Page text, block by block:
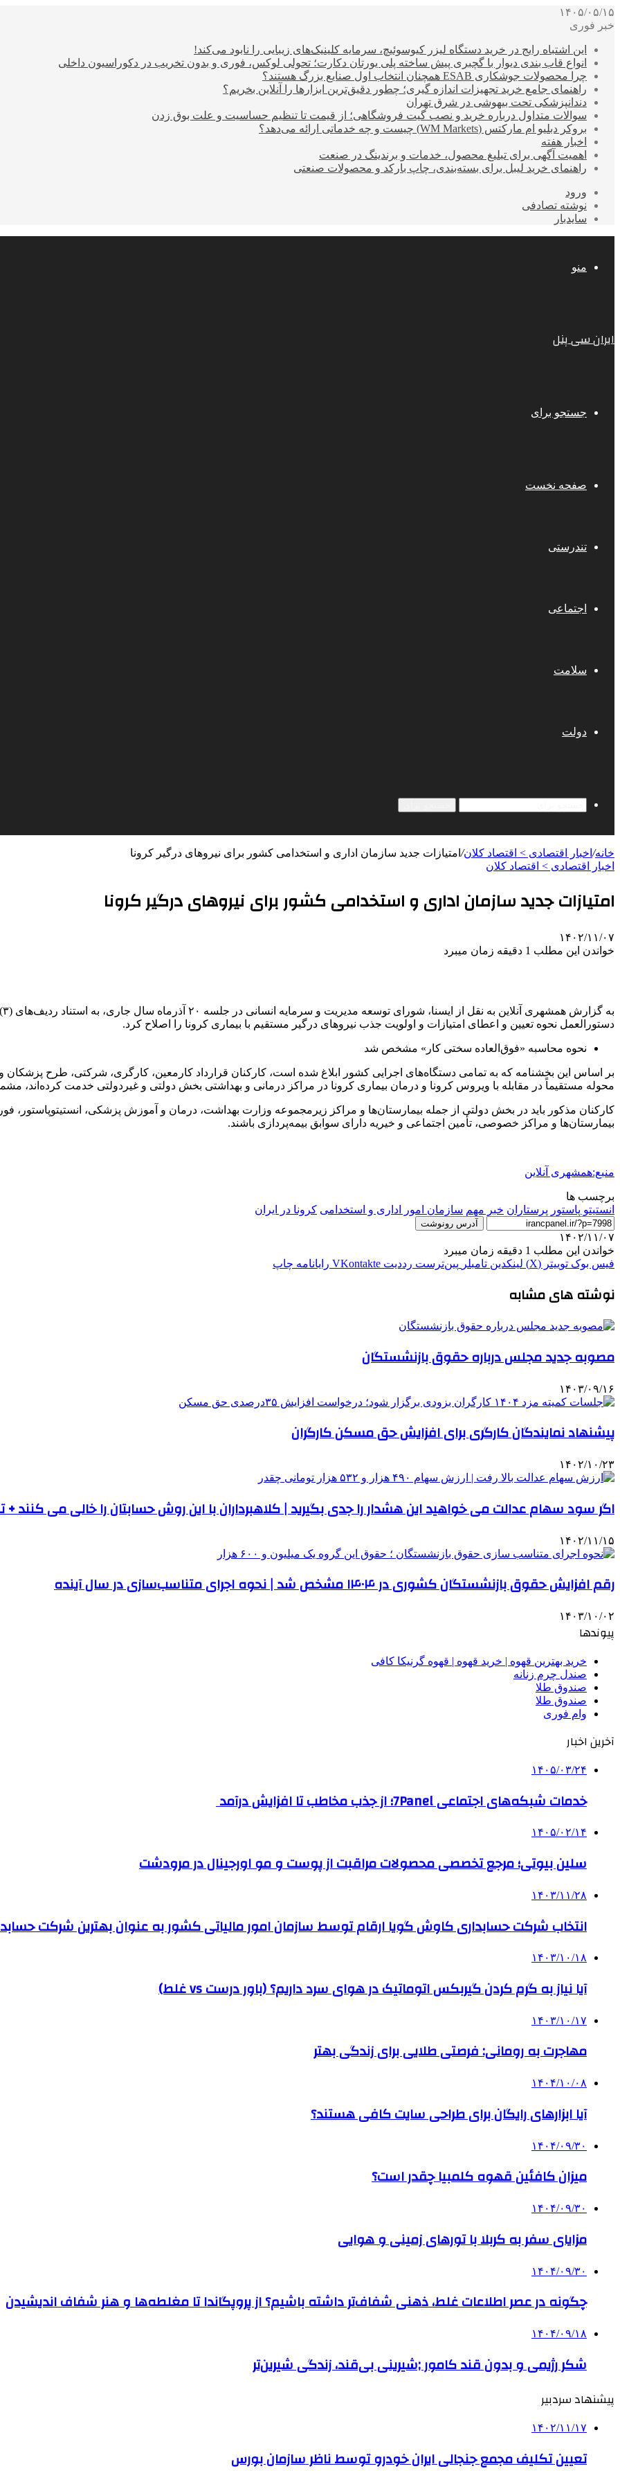
۱۴۰۵/۰۵/۱۵
خبر فوری
این اشتباه رایج در خرید دستگاه لیزر کیوسوئیچ، سرمایه کلینیک‌های زیبایی را نابود می‌کند!
انواع قاب بندی دیوار با گچبری پیش ساخته پلی یورتان دکارت؛ تحولی لوکس، فوری و بدون تخریب در دکوراسیون داخلی
چرا محصولات جوشکاری ESAB همچنان انتخاب اول صنایع بزرگ هستند؟
راهنمای جامع خرید تجهیزات اندازه گیری؛ چطور دقیق‌ترین ابزارها را آنلاین بخریم؟
دندانپزشکی تحت بیهوشی در شرق تهران
سوالات متداول درباره خرید و نصب گیت فروشگاهی؛ از قیمت تا تنظیم حساسیت و علت بوق زدن
بروکر دبلیو ام مارکتس (WM Markets) چیست و چه خدماتی ارائه می‌دهد؟
اخبار هفته
اهمیت آگهی برای تبلیغ محصول، خدمات و برندینگ در صنعت
راهنمای خرید لیبل برای بسته‌بندی، چاپ بارکد و محصولات صنعتی
ورود
نوشته تصادفی
سایدبار
منو
ایران سی پنل
جستجو برای
صفحه نخست
تندرستی
اجتماعی
سلامت
دولت
خانه/ اخبار اقتصادی > اقتصاد كلان/ امتیازات جدید سازمان اداری و استخدامی کشور برای نیروهای درگیر کرونا
اخبار اقتصادی > اقتصاد كلان
امتیازات جدید سازمان اداری و استخدامی کشور برای نیروهای درگیر کرونا
۱۴۰۲/۱۱/۰۷
خواندن این مطلب 1 دقیقه زمان میبرد
دستورالعمل نحوه تعیین و اعطای امتیازات و اولویت جذب نیروهای درگیر مستقیم با بیماری کرونا را اصلاح کرد.
نحوه محاسبه «فوق‌العاده سختی کار» مشخص شد
بر اساس این بخشنامه که به تمامی دستگاه‌های اجرایی کشور ابلاغ شده است، کارکنان قرارداد کارمعین، کارگری، شرکتی، طرح
محوله مستقیماً در مقابله با ویروس کرونا و درمان بیماری کرونا در مراکز درمانی و بهداشتی بخش دولتی و غیردولتی خدمت کرده‌اند،
کارکنان مذکور باید در بخش دولتی از جمله بیمارستان‌ها و مراکز زیرمجموعه وزارت بهداشت، درمان و آموزش پزشکی،
بیمارستان‌ها و مراکز خصوصی، تأمین اجتماعی و خیریه دارای سوابق بیمه‌پردازی باشند.
منبع:همشهری آنلاین
برچسب ها
انستيتو پاستور پرستاران خبر مهم سازمان امور اداری و استخدامی كرونا در ايران
آدرس رونوشت
۱۴۰۲/۱۱/۰۷
خواندن این مطلب 1 دقیقه زمان میبرد
فیس بوک توییتر (X) لینکدین ‫تامبلر ‫پین‌ترست ‫رددیت ‫VKontakte رایانامه چاپ
نوشته های مشابه
مصوبه جدید مجلس درباره حقوق بازنشستگان
۱۴۰۳/۰۹/۱۶
پیشنهاد نمایندگان کارگری برای افزایش حق مسکن کارگران
۱۴۰۲/۱۰/۲۳
اگر سود سهام عدالت می خواهید این هشدار را جدی بگیرید | کلاهبرداران با این روش حسابتان را خالی می کنند
۱۴۰۲/۱۱/۱۵
رقم افزایش حقوق بازنشستگان کشوری در ۱۴۰۴ مشخص شد | نحوه اجرای متناسب‌سازی در سال آینده
۱۴۰۳/۱۰/۰۲
پیوندها
خرید بهترین قهوه | خرید قهوه | قهوه گرنیکا کافی
صندل چرم زنانه
صندوق طلا
صندوق طلا
وام فوری
آخرین اخبار
۱۴۰۵/۰۳/۲۴
خدمات شبکه‌های اجتماعی 7Panel؛ از جذب مخاطب تا افزایش درآمد
۱۴۰۵/۰۲/۱۴
سلین بیوتی؛ مرجع تخصصی محصولات مراقبت از پوست و مو اورجینال در مرودشت
۱۴۰۳/۱۱/۲۸
انتخاب شرکت حسابداری کاوش گویا ارقام توسط سازمان امور مالیاتی کشور به عنوان بهترین شرکت
۱۴۰۳/۱۰/۱۸
آیا نیاز به گرم کردن گیربکس اتوماتیک در هوای سرد داریم؟ (باور درست vs غلط)
۱۴۰۳/۱۰/۱۷
مهاجرت به رومانی: فرصتی طلایی برای زندگی بهتر
۱۴۰۴/۱۰/۰۸
آیا ابزارهای رایگان برای طراحی سایت کافی هستند؟
۱۴۰۴/۰۹/۳۰
میزان کافئین قهوه کلمبیا چقدر است؟
۱۴۰۴/۰۹/۳۰
مزایای سفر به کربلا با تورهای زمینی و هوایی
۱۴۰۴/۰۹/۳۰
چگونه در عصر اطلاعات غلط، ذهنی شفاف‌تر داشته باشیم؟ از پروپگاندا تا مغلطه‌ها و هنر شفاف اندیشیدن
۱۴۰۴/۰۹/۱۸
شکر رژیمی و بدون قند کامور ;شیرینی بی‌قند، زندگی شیرین‌تر
پیشنهاد سردبیر
۱۴۰۲/۱۱/۱۷
تعیین تکلیف مجمع جنجالی ایران خودرو توسط ناظر سازمان بورس